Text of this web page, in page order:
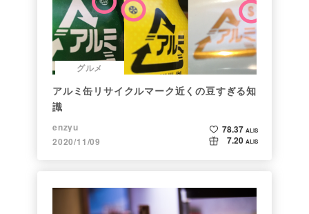
グルメ
アルミ缶リサイクルマーク近くの豆すぎる知
識
enzyu
2020/11/09
78.37 ALIS
7.20 ALIS